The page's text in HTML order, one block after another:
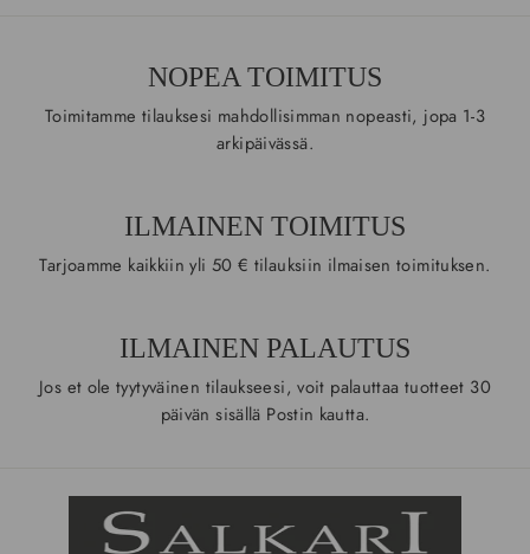
NOPEA TOIMITUS
Toimitamme tilauksesi mahdollisimman nopeasti, jopa 1-3
arkipäivässä.
ILMAINEN TOIMITUS
Tarjoamme kaikkiin yli 50 € tilauksiin ilmaisen toimituksen.
ILMAINEN PALAUTUS
Jos et ole tyytyväinen tilaukseesi, voit palauttaa tuotteet 30
päivän sisällä Postin kautta.